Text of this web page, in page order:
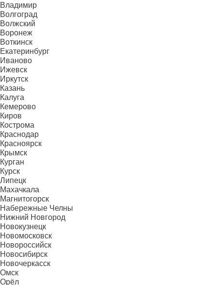
Владимир
Волгоград
Волжский
Воронеж
Воткинск
Екатеринбург
Иваново
Ижевск
Иркутск
Казань
Калуга
Кемерово
Киров
Кострома
Краснодар
Красноярск
Крымск
Курган
Курск
Липецк
Махачкала
Магнитогорск
Набережные Челны
Нижний Новгород
Новокузнецк
Новомосковск
Новороссийск
Новосибирск
Новочеркасск
Омск
Орёл